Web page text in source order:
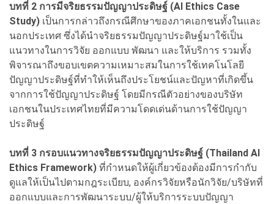
บทที่ 2 การมีจริยธรรมปัญญาประดิษฐ์ (AI Ethics Case
Study) เป็นการกล่าวถึงกรณีศึกษาของภาคเอกชนทั้งในและ
นอกประเทศ ซึ่งได้นำจริยธรรมปัญญาประดิษฐ์มาใช้เป็น
แนวทางในการวิจัย ออกแบบ พัฒนา และให้บริการ รวมทั้ง
พิจารณาถึงขอบเขตความเหมาะสมในการใช้เทคโนโลยี
ปัญญาประดิษฐ์ที่ทำให้เห็นถึงประโยชน์และปัญหาที่เกิดขึ้น
จากการใช้ปัญญาประดิษฐ์ โดยมีกรณีตัวอย่างของบริษัท
เอกชนในประเทศไทยที่มีความโดดเด่นด้านการใช้ปัญญา
ประดิษฐ์
บทที่ 3 กรอบแนวทางจริยธรรมปัญญาประดิษฐ์ (Thailand AI
Ethics Framework) ที่กำหนดให้ผู้เกี่ยวข้องต้องมีการกำกับ
ดูแลให้เป็นไปตามกฎระเบียบ, องค์กรวิจัยหรือนักวิจัย/บริษัทที่
ออกแบบและการพัฒนาระบบ/ผู้ให้บริการระบบปัญญา